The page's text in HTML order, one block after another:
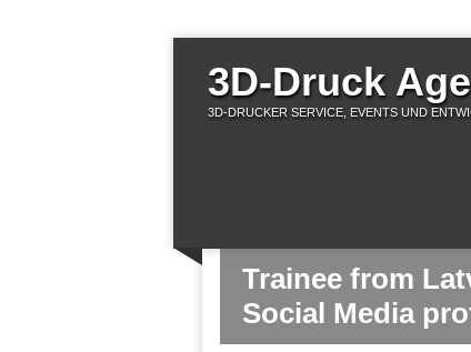
3D-Druck
3D-DRUCKER SERVICE, EVENTS UND
Trainee from
Social Media